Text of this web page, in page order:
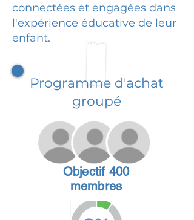
connectées et engagées dans
l'expérience éducative de leur
enfant.
Programme d'achat
groupé
Objectif 400
membres